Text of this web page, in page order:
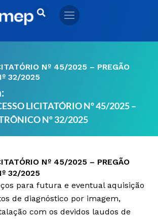
Nº 45/2025 – PREGÃO
32/2025
LICITATÓRIO Nº 45/2025 –
Nº 32/2025
Nº 45/2025 – PREGÃO
32/2025
para futura e eventual aquisição
de diagnóstico por imagem,
com os devidos laudos de